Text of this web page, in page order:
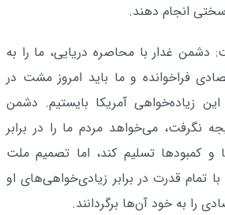
سختی انجام دهند.
غدار با محاصره دریایی، ما را به
فراخوانده و ما باید امروز مشت در
زیاده‌خواهی آمریکا بایستیم. دشمن
نگرفت، می‌خواهد مردم ما را در برابر
و کمبودها تسلیم کند، اما تصمیم ملت
تمام قدرت در برابر زیادی‌خواهی‌های او
را به خود آن‌ها برگردانند.